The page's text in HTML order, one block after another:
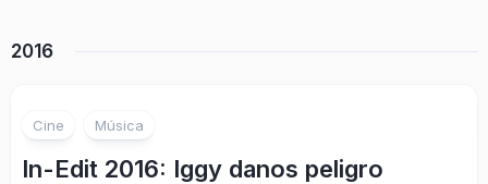
2016
Cine Música
In-Edit 2016: Iggy danos peligro